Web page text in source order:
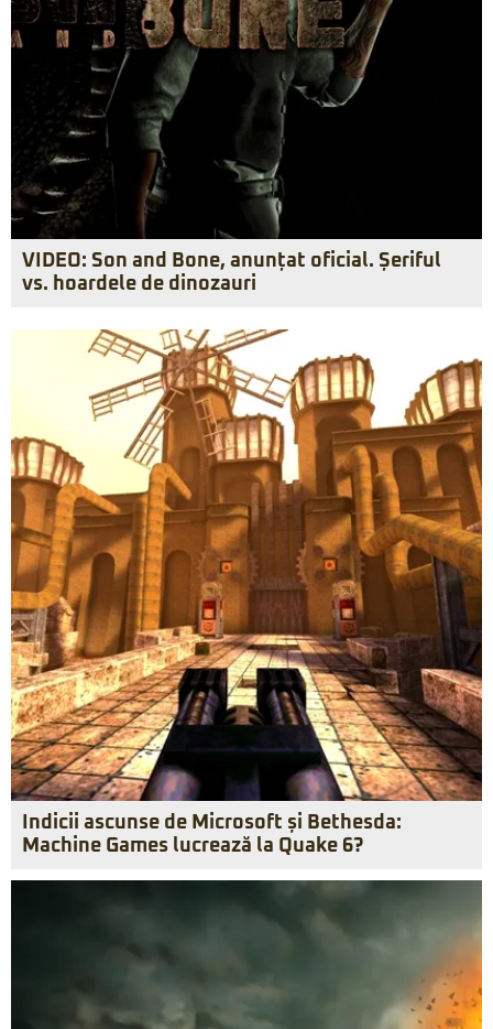
VIDEO: Son and Bone, anunțat oficial. Șeriful
vs. hoardele de dinozauri
Indicii ascunse de Microsoft și Bethesda:
Machine Games lucrează la Quake 6?